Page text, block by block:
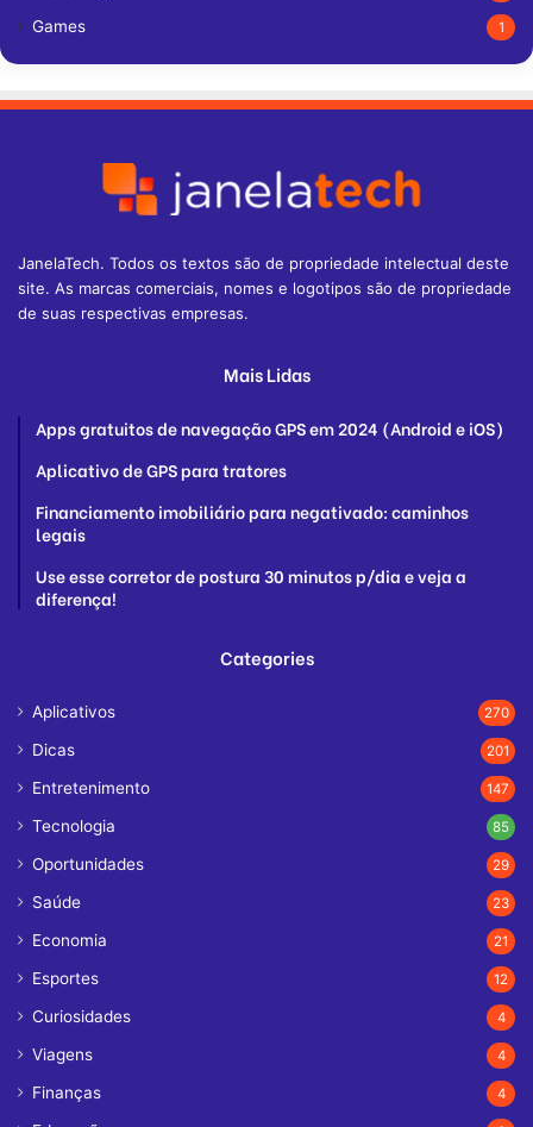
Games 1
JanelaTech. Todos os textos são de propriedade intelectual deste
site. As marcas comerciais, nomes e logotipos são de propriedade
de suas respectivas empresas.
Mais Lidas
Apps gratuitos de navegação GPS em 2024 (Android e iOS)
Aplicativo de GPS para tratores
Financiamento imobiliário para negativado: caminhos
legais
Use esse corretor de postura 30 minutos p/dia e veja a
diferença!
Categories
Aplicativos 270
Dicas 201
Entretenimento 147
Tecnologia 85
Oportunidades 29
Saúde 23
Economia 21
Esportes 12
Curiosidades 4
Viagens 4
Finanças 4